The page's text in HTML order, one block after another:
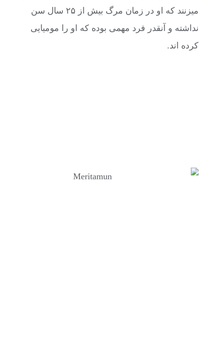
میزنند که او در زمان مرگ بیش از ۲۵ سال سن
نداشته و آنقدر فرد مهمی بوده که او را مومیایی
کرده اند.